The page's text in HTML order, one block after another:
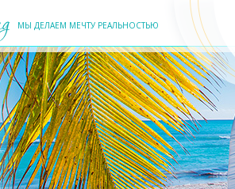
МЫ ДЕЛАЕМ МЕЧТУ РЕАЛЬНОСТЬЮ